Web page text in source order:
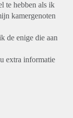
te hebben als ik
kamergenoten
de enige die aan
extra informatie